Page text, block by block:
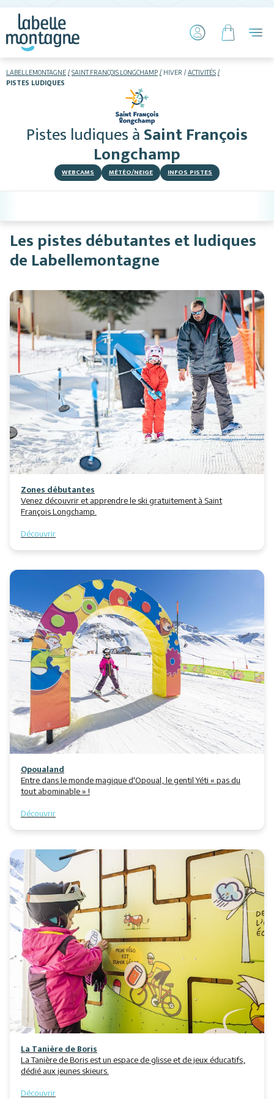
LABELLEMONTAGNE SAINT FRANÇOIS LONGCHAMP HIVER
ACTIVITÉS
PISTES LUDIQUES
Pistes ludiquesàSaint François
Longchamp
WEBCAMS MÉTÉO/NEIGE INFOS PISTES
Skier
Hébergements
Activités
Restaurants
Services
Animations
Les pistes débutantes et ludiques
de Labellemontagne
Zones débutantes
Venez découvrir et apprendre le ski gratuitement à Saint
François Longchamp.
Découvrir
Opoualand
Entre dans le monde magique d'Opoual, le gentil Yéti « pas du
tout abominable » !
Découvrir
La Tanière de Boris
La Tanière de Boris est un espace de glisse et de jeux éducatifs,
dédié aux jeunes skieurs.
Découvrir